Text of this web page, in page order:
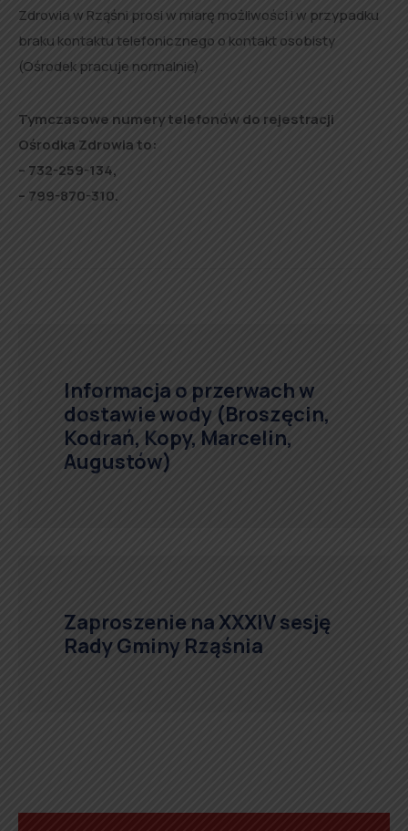
Zdrowia w Rząśni prosi w miarę możliwości i w przypadku
braku kontaktu telefonicznego o kontakt osobisty
(Ośrodek pracuje normalnie).
Tymczasowe numery telefonów do rejestracji
Ośrodka Zdrowia to:
– 732-259-134,
– 799-870-310.
Informacja o przerwach w
dostawie wody (Broszęcin,
Kodrań, Kopy, Marcelin,
Augustów)
Zaproszenie na XXXIV sesję
Rady Gminy Rząśnia